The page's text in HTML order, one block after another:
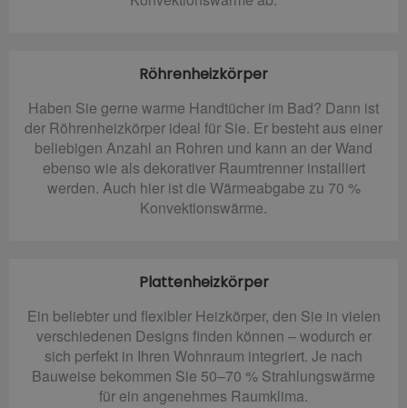
Röhrenheizkörper
Haben Sie gerne warme Handtücher im Bad? Dann ist
der Röhrenheizkörper ideal für Sie. Er besteht aus einer
beliebigen Anzahl an Rohren und kann an der Wand
ebenso wie als dekorativer Raumtrenner installiert
werden. Auch hier ist die Wärmeabgabe zu 70 %
Konvektionswärme.
Plattenheizkörper
Ein beliebter und flexibler Heizkörper, den Sie in vielen
verschiedenen Designs finden können – wodurch er
sich perfekt in Ihren Wohnraum integriert. Je nach
Bauweise bekommen Sie 50–70 % Strahlungswärme
für ein angenehmes Raumklima.